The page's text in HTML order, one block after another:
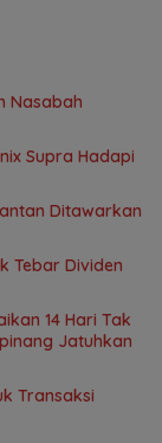
Nasabah
Supra Hadapi
Ditawarkan
Tebar Dividen
14 Hari Tak
Jatuhkan
Transaksi